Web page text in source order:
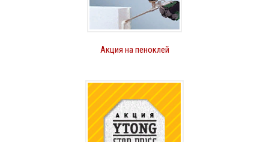
Акция на пеноклей